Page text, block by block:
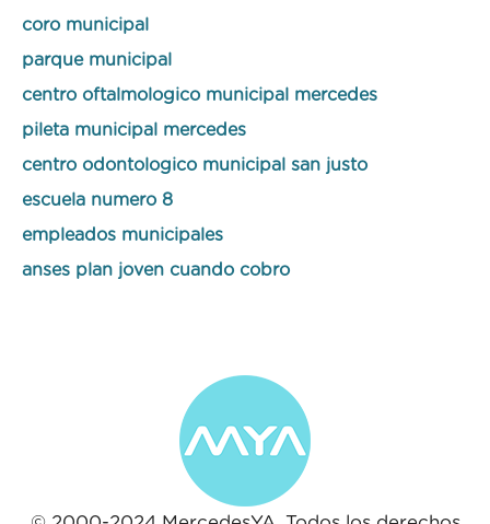
coro municipal
parque municipal
centro oftalmologico municipal mercedes
pileta municipal mercedes
centro odontologico municipal san justo
escuela numero 8
empleados municipales
anses plan joven cuando cobro